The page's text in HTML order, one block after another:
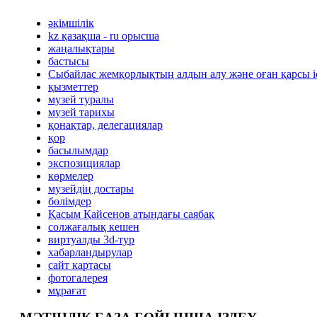
әкімшілік
kz қазақша - ru орысша
жаңалықтары
бастысы
Сыбайлас жемқорлықтың алдын алу және оған қарсы
қызметтер
музей туралы
музей тарихы
қонақтар, делегациялар
қор
басылымдар
экспозициялар
көрмелер
музейдің достары
бөлімдер
Қасым Қайсенов атындағы саябақ
солжағалық кешен
виртуалды 3d-тур
xабарландырулар
сайт картасы
фотогалерея
мұрағат